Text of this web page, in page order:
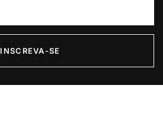
INSCREVA-SE